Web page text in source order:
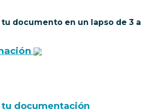
documento en un lapso de 3 a
tu documentación